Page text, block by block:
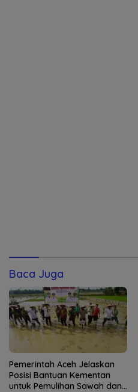
Baca Juga
Pemerintah Aceh Jelaskan
Posisi Bantuan Kementan
untuk Pemulihan Sawah dan